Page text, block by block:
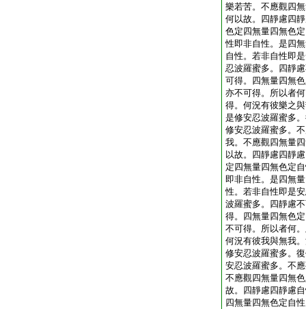
樂若苦。不應觀四
何以故。四靜慮四
色定四無量四無色
性即非自性。是四
自性。若非自性即
忍波羅蜜多。四靜
可得。四無量四無
亦不可得。所以者
得。何況有彼樂之
是修安忍波羅蜜多
修安忍波羅蜜多。
我。不應觀四無量
以故。四靜慮四靜
定四無量四無色定
即非自性。是四無
性。若非自性即是
波羅蜜多。四靜慮
得。四無量四無色
不可得。所以者何
何況有彼我與無我
修安忍波羅蜜多。
安忍波羅蜜多。不
不應觀四無量四無
故。四靜慮四靜慮
四無量四無色定自